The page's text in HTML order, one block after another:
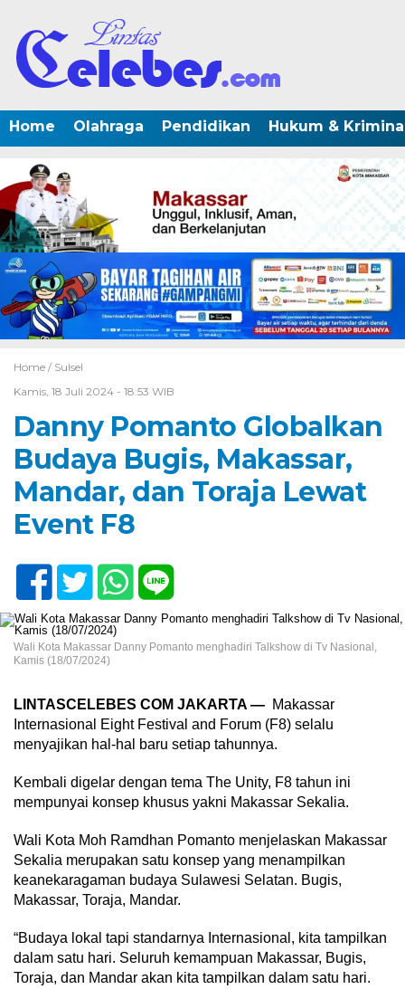
Home Olahraga Pendidikan Hukum &
Home / Sulsel
Kamis, 18 Juli 2024 - 18:53 WIB
Danny Pomanto Globalkan
Budaya Bugis, Makassar,
Mandar, dan Toraja Lewat
Event F8
Wali Kota Makassar Danny Pomanto menghadiri Talkshow di Tv Nasional,
Kamis (18/07/2024)
LINTASCELEBES COM JAKARTA — Makassar
Internasional Eight Festival and Forum (F8) selalu
menyajikan hal-hal baru setiap tahunnya.
Kembali digelar dengan tema The Unity, F8 tahun ini
mempunyai konsep khusus yakni Makassar Sekalia.
Wali Kota Moh Ramdhan Pomanto menjelaskan Makassar
Sekalia merupakan satu konsep yang menampilkan
keanekaragaman budaya Sulawesi Selatan. Bugis,
Makassar, Toraja, Mandar.
“Budaya lokal tapi standarnya Internasional, kita tampilkan
dalam satu hari. Seluruh kemampuan Makassar, Bugis,
Toraja, dan Mandar akan kita tampilkan dalam satu hari.